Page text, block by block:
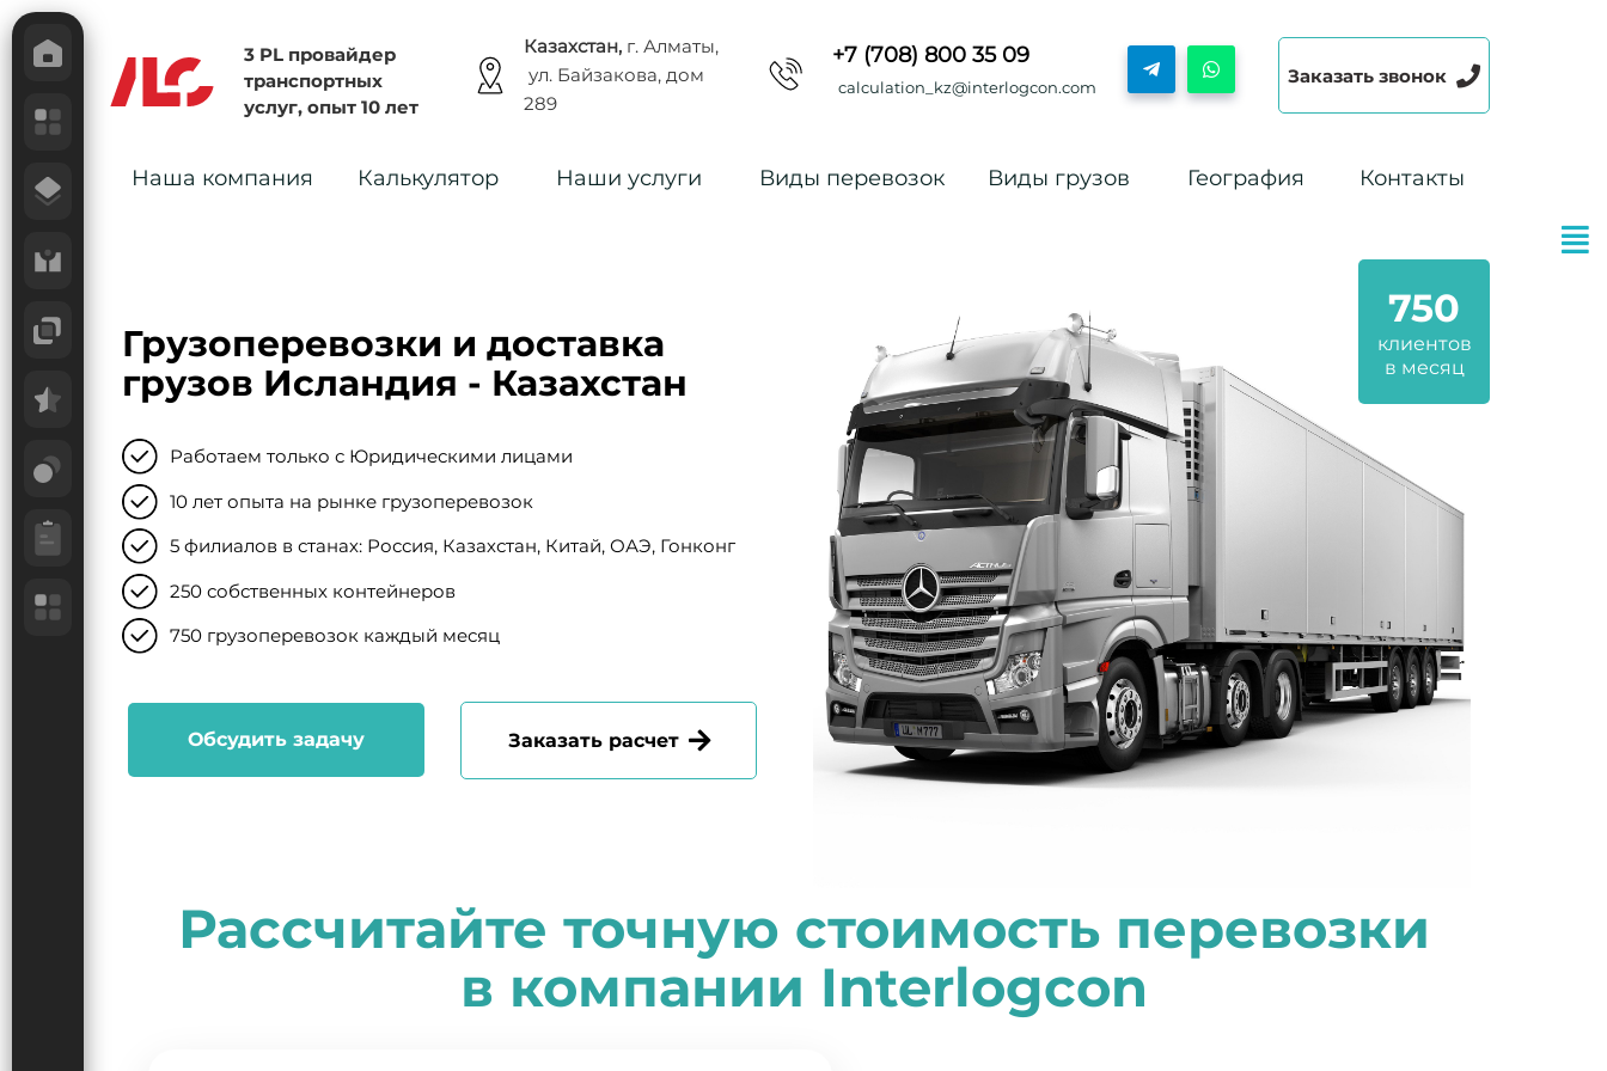
3 PL провайдер
транспортных
услуг, опыт 10 лет
Казахстан, г. Алматы,
ул. Байзакова, дом
289
+7 (708) 800 35 09
calculation_kz@interlogcon.com Заказать звонок
Наша компания Калькулятор Наши услуги Виды перевозок Виды грузов География Контакты
Грузоперевозки и доставка
грузов Исландия - Казахстан
Работаем только с Юридическими лицами
10 лет опыта на рынке грузоперевозок
5 филиалов в станах: Россия, Казахстан, Китай, ОАЭ, Гонконг
250 собственных контейнеров
750 грузоперевозок каждый месяц
Обсудить задачу Заказать расчет
750
клиентов
в месяц
Рассчитайте точную стоимость перевозки
в компании Interlogcon